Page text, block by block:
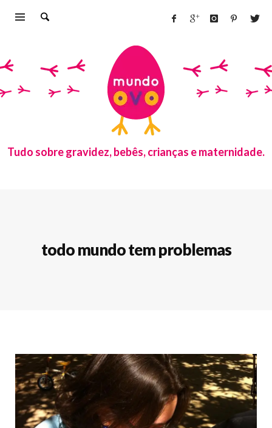
Tudo sobre gravidez, bebês, crianças e maternidade.
todo mundo tem problemas